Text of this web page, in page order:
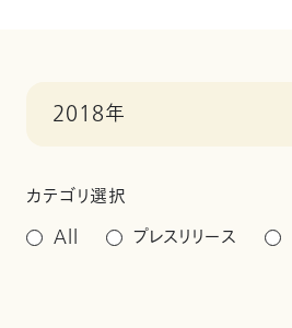
2018年
カテゴリ選択
All
プレスリリース